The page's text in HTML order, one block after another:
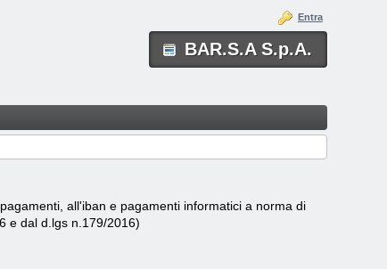
BAR.S.A S.p.A.
Entra
all'iban e pagamenti informatici a norma di
e dal d.lgs n.179/2016)